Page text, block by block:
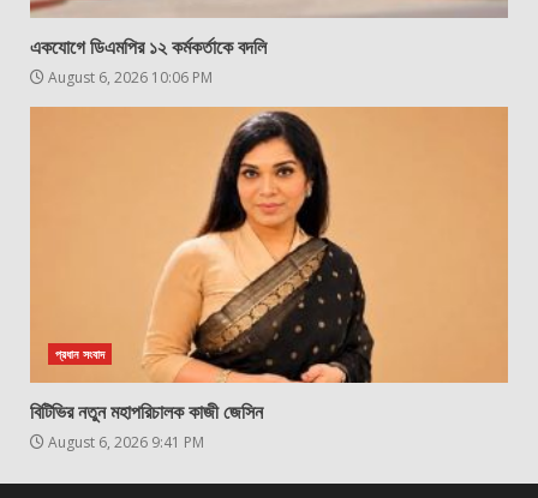
একযোগে ডিএমপির ১২ কর্মকর্তাকে বদলি
August 6, 2026 10:06 PM
প্রধান সংবাদ
বিটিভির নতুন মহাপরিচালক কাজী জেসিন
August 6, 2026 9:41 PM